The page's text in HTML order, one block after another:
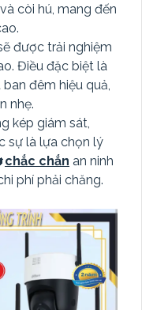
còi hú, mang đến
được trải nghiệm
Điều đặc biệt là
đêm hiệu quả,
nhẹ.
kép giám sát,
sự là lựa chọn lý
chắc chắn an ninh
phí phải chăng.